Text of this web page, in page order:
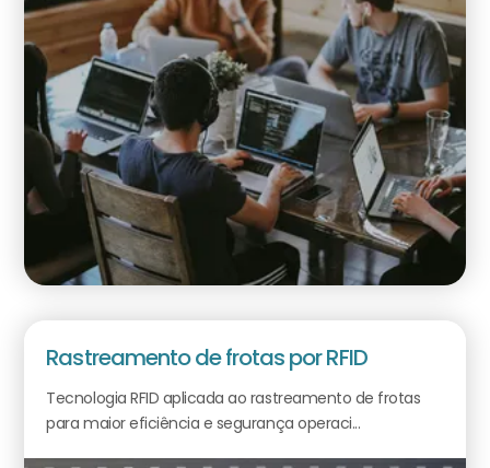
Rastreamento de frotas por RFID
Tecnologia RFID aplicada ao rastreamento de frotas
para maior eficiência e segurança operaci...